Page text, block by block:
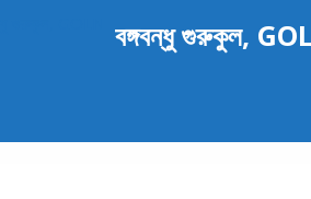
বঙ্গবন্ধু গুরুকুল,